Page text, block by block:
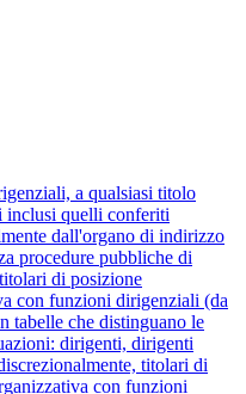
a qualsiasi titolo
inclusi quelli conferiti
dall'organo di indirizzo
procedure pubbliche di
di posizione
con funzioni dirigenziali (da
tabelle che distinguano le
dirigenti, dirigenti
titolari di
con funzioni